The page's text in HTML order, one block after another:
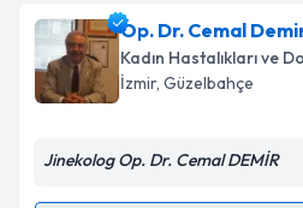
Doç. Dr. Mehmet Hakan
takvimi talebi oluşturun. Size
almanız için bir takvim
bilgilendireceğiz.
Op. Dr. Cemal
Kadın Hastalıkları ve
İzmir, Güzelbahçe
Jinekolog Op. Dr. Cemal DEMİR